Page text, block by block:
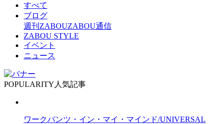
すべて
ブログ
週刊ZABOUZABOU通信
ZABOU STYLE
イベント
ニュース
POPULARITY 人気記事
ワークパンツ・イン・マイ・マインド/UNIVERSAL